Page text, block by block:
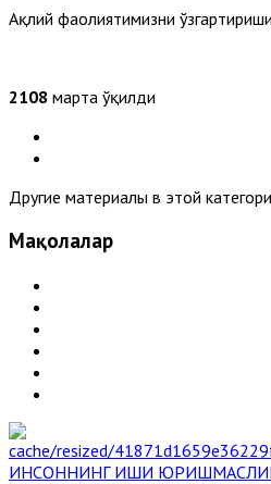
Ақлий фаолиятимизни
2108 марта ўқилди
Другие материалы в этой
Мақолалар
ИНСОННИНГ ИШИ